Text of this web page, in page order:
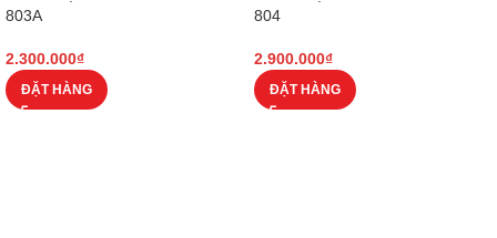
803A
2.300.000₫
ĐẶT HÀNG
804
2.900.000₫
ĐẶT HÀNG